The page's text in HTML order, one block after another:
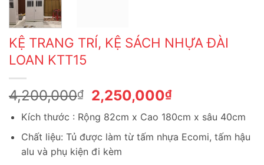
KỆ TRANG TRÍ, KỆ SÁCH NHỰA ĐÀI
LOAN KTT15
4,200,000₫
Giá
gốc
là:
4,200,000₫.
2,250,000₫Giá
tại
là:
Kích thước : Rộng 82cm x Cao 180cm x sâu 40cm
Chất liệu: Tủ được làm từ tấm nhựa Ecomi, tấm hậu
alu và phụ kiện đi kèm